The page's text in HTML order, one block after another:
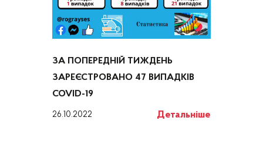
ЗА ПОПЕРЕДНІЙ ТИЖДЕНЬ
ЗАРЕЄСТРОВАНО 47 ВИПАДКІВ
COVID-19
26.10.2022 Детальніше